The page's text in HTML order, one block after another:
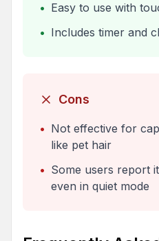
• Easy to use with
• Includes timer and
Cons
• Not effective for
like pet hair
• Some users report
even in quiet mode